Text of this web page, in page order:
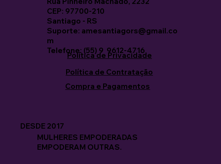
CEP: 97700-210
Santiago - RS
Suporte: amesantiagors@gmail.co
m
Telefone: (55) 9 9612-4716
Política de Privacidade
Política de Contratação
Compra e Pagamentos
DESDE 2017
MULHERES EMPODERADAS
EMPODERAM OUTRAS.